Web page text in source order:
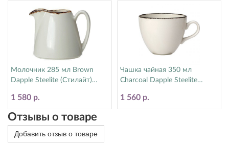
Молочник 285 мл Brown
Dapple Steelite (Стилайт)
1 580 р.
Чашка чайная 350 мл
Charcoal Dapple Steelite
1 560 р.
Отзывы о товаре
Добавить отзыв о товаре